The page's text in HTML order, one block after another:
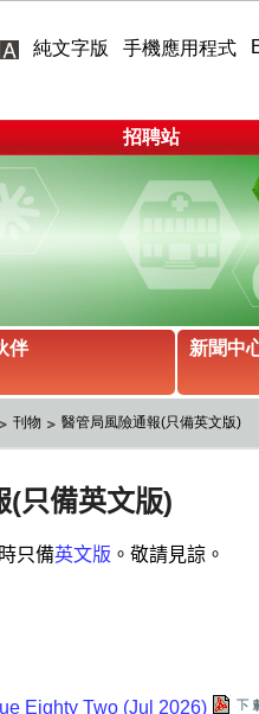
純文字版 手機應用程式
招聘站
伴 新聞中
刊物 醫管局風險通報(只備英文版)